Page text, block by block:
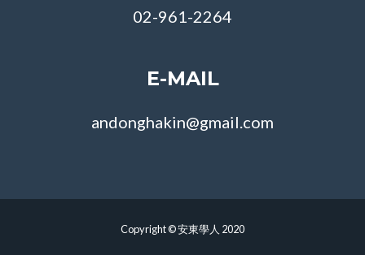
02-961-2264
E-MAIL
andonghakin@gmail.com
Copyright © 安東學人 2020